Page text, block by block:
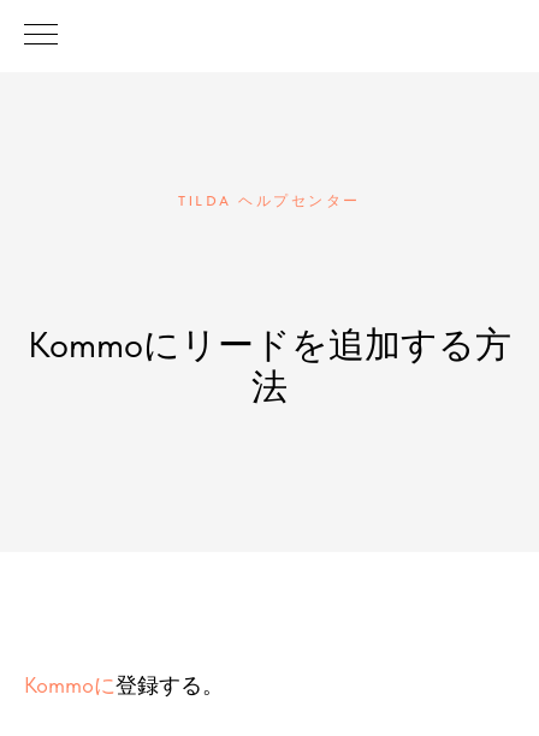
TILDA ヘルプセンター
Kommoにリードを追加する方
法
Kommoに登録する。